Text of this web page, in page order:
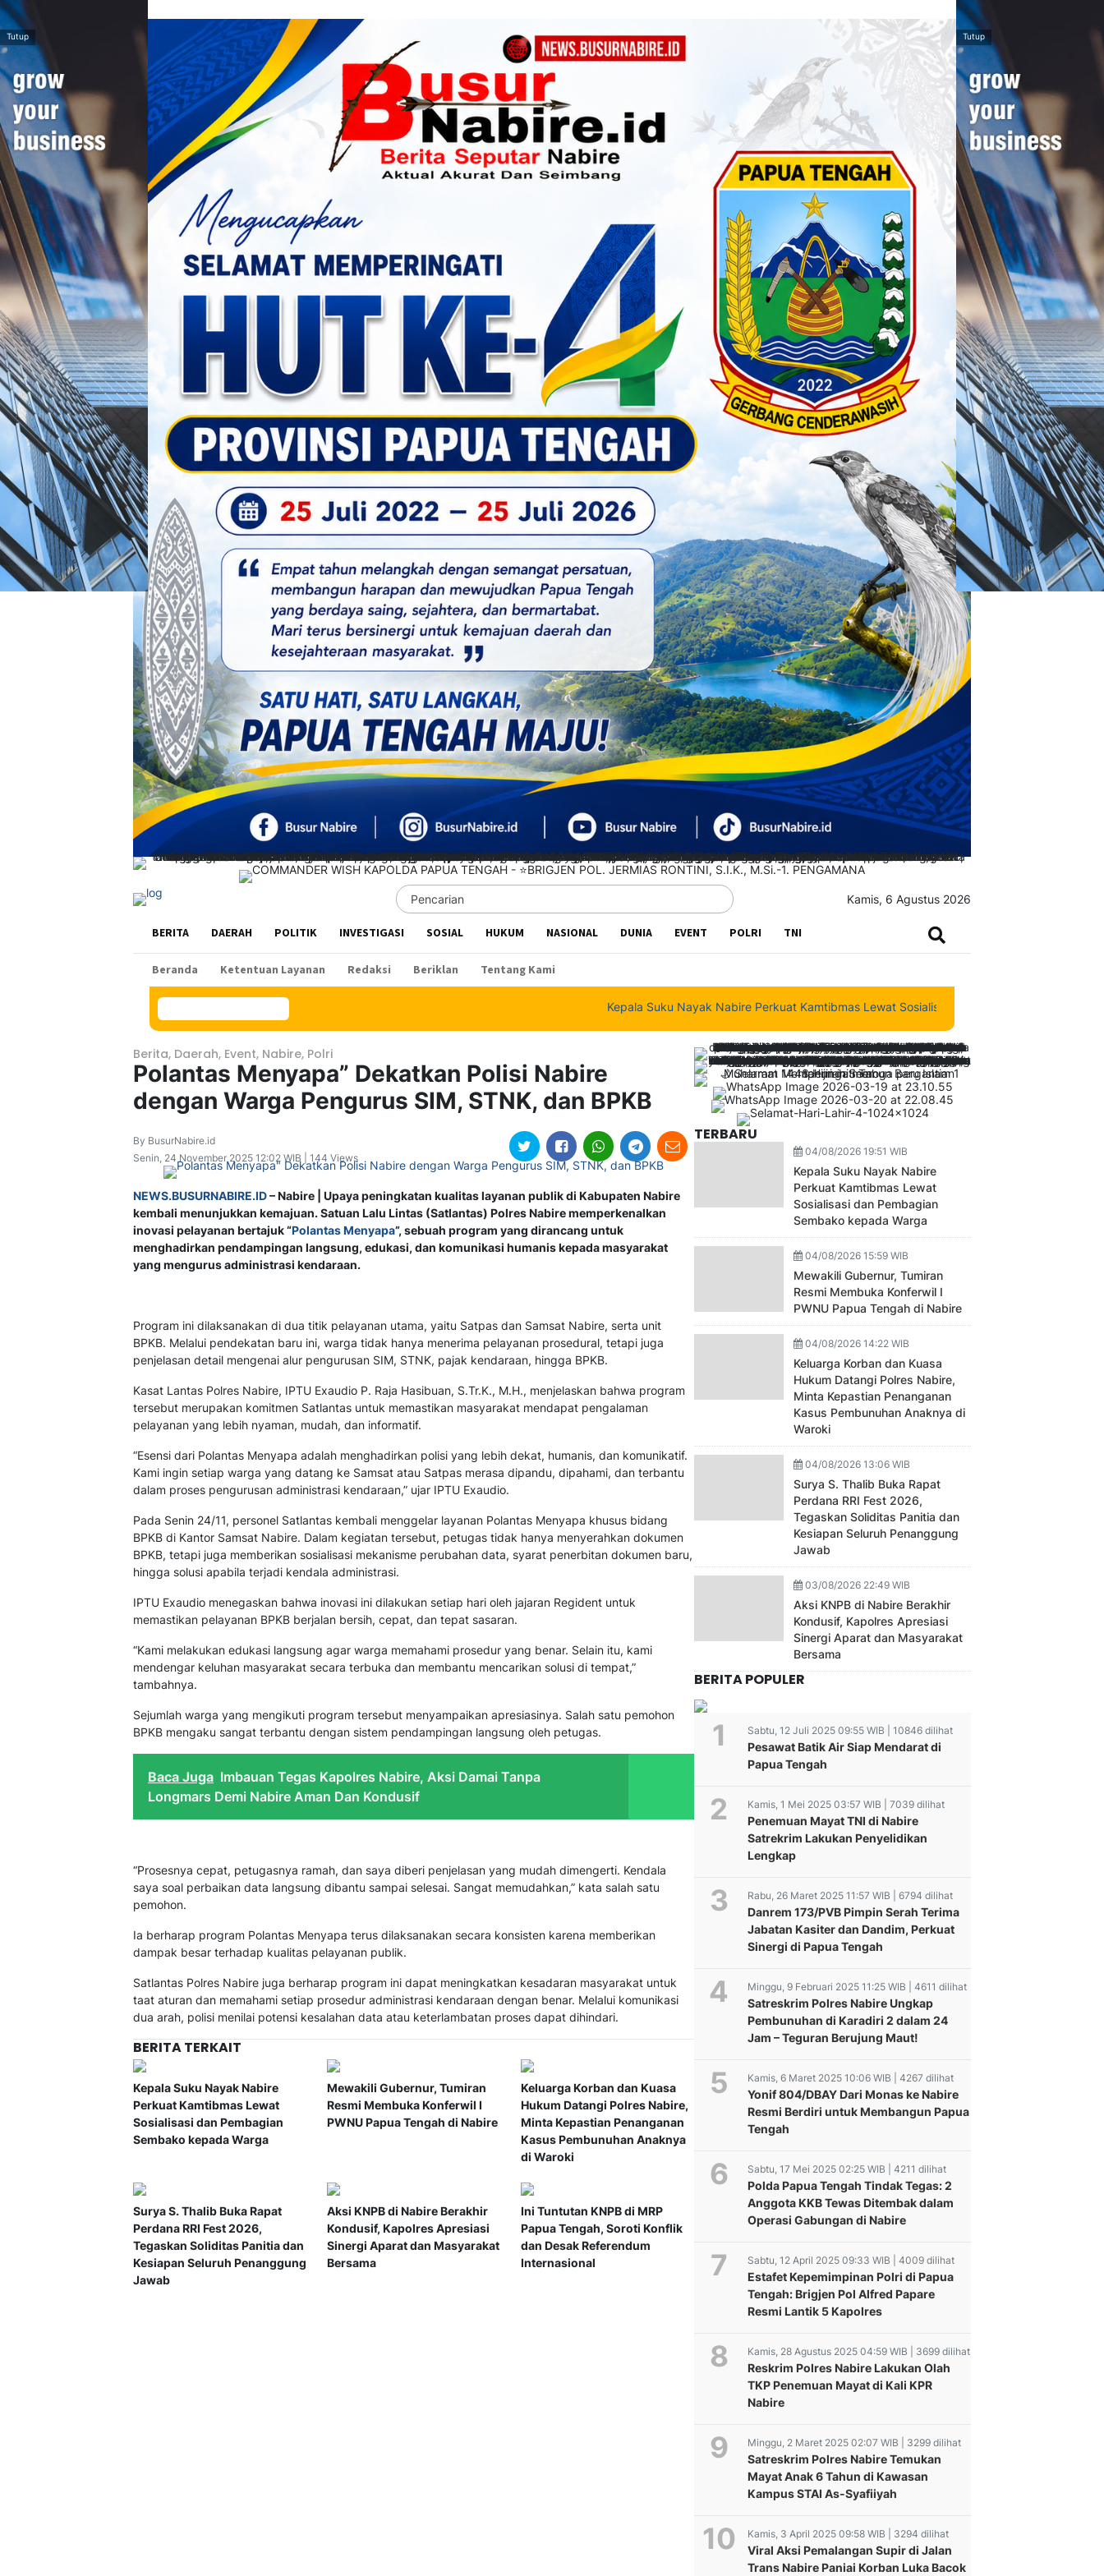
>
Kamis, 6 Agustus 2026
BERITA DAERAH POLITIK INVESTIGASI SOSIAL HUKUM NASIONAL DUNIA EVENT POLRI TNI
Beranda Ketentuan Layanan Redaksi Beriklan Tentang Kami
Kepala Suku Nayak Nabire Perkuat Kamtibmas Lewat Sosialisasi dan Pembagian Sembako kepada
Berita, Daerah, Event, Nabire, Polri
Polantas Menyapa” Dekatkan Polisi Nabire
dengan Warga Pengurus SIM, STNK, dan BPKB
By BusurNabire.id
Senin, 24 November 2025 12:02 WIB | 144 Views
NEWS.BUSURNABIRE.ID– Nabire | Upaya peningkatan kualitas layanan publik di Kabupaten Nabire
kembali menunjukkan kemajuan. Satuan Lalu Lintas (Satlantas) Polres Nabire memperkenalkan
inovasi pelayanan bertajuk “Polantas Menyapa”, sebuah program yang dirancang untuk
menghadirkan pendampingan langsung, edukasi, dan komunikasi humanis kepada masyarakat
yang mengurus administrasi kendaraan.
Program ini dilaksanakan di dua titik pelayanan utama, yaitu Satpas dan Samsat Nabire, serta unit
BPKB. Melalui pendekatan baru ini, warga tidak hanya menerima pelayanan prosedural, tetapi juga
penjelasan detail mengenai alur pengurusan SIM, STNK, pajak kendaraan, hingga BPKB.
Kasat Lantas Polres Nabire, IPTU Exaudio P. Raja Hasibuan, S.Tr.K., M.H., menjelaskan bahwa program
tersebut merupakan komitmen Satlantas untuk memastikan masyarakat mendapat pengalaman
pelayanan yang lebih nyaman, mudah, dan informatif.
“Esensi dari Polantas Menyapa adalah menghadirkan polisi yang lebih dekat, humanis, dan komunikatif.
Kami ingin setiap warga yang datang ke Samsat atau Satpas merasa dipandu, dipahami, dan terbantu
dalam proses pengurusan administrasi kendaraan,” ujar IPTU Exaudio.
Pada Senin 24/11, personel Satlantas kembali menggelar layanan Polantas Menyapa khusus bidang
BPKB di Kantor Samsat Nabire. Dalam kegiatan tersebut, petugas tidak hanya menyerahkan dokumen
BPKB, tetapi juga memberikan sosialisasi mekanisme perubahan data, syarat penerbitan dokumen baru,
hingga solusi apabila terjadi kendala administrasi.
IPTU Exaudio menegaskan bahwa inovasi ini dilakukan setiap hari oleh jajaran Regident untuk
memastikan pelayanan BPKB berjalan bersih, cepat, dan tepat sasaran.
“Kami melakukan edukasi langsung agar warga memahami prosedur yang benar. Selain itu, kami
mendengar keluhan masyarakat secara terbuka dan membantu mencarikan solusi di tempat,”
tambahnya.
Sejumlah warga yang mengikuti program tersebut menyampaikan apresiasinya. Salah satu pemohon
BPKB mengaku sangat terbantu dengan sistem pendampingan langsung oleh petugas.
Baca Juga Imbauan Tegas Kapolres Nabire, Aksi Damai Tanpa
Longmars Demi Nabire Aman Dan Kondusif
“Prosesnya cepat, petugasnya ramah, dan saya diberi penjelasan yang mudah dimengerti. Kendala
saya soal perbaikan data langsung dibantu sampai selesai. Sangat memudahkan,” kata salah satu
pemohon.
Ia berharap program Polantas Menyapa terus dilaksanakan secara konsisten karena memberikan
dampak besar terhadap kualitas pelayanan publik.
Satlantas Polres Nabire juga berharap program ini dapat meningkatkan kesadaran masyarakat untuk
taat aturan dan memahami setiap prosedur administrasi kendaraan dengan benar. Melalui komunikasi
dua arah, polisi menilai potensi kesalahan data atau keterlambatan proses dapat dihindari.
BERITA TERKAIT
Kepala Suku Nayak Nabire
Perkuat Kamtibmas Lewat
Sosialisasi dan Pembagian
Sembako kepada Warga
Mewakili Gubernur, Tumiran
Resmi Membuka Konferwil I
PWNU Papua Tengah di Nabire
Keluarga Korban dan Kuasa
Hukum Datangi Polres Nabire,
Minta Kepastian Penanganan
Kasus Pembunuhan Anaknya
di Waroki
Surya S. Thalib Buka Rapat
Perdana RRI Fest 2026,
Tegaskan Soliditas Panitia dan
Kesiapan Seluruh Penanggung
Jawab
Aksi KNPB di Nabire Berakhir
Kondusif, Kapolres Apresiasi
Sinergi Aparat dan Masyarakat
Bersama
Ini Tuntutan KNPB di MRP
Papua Tengah, Soroti Konflik
dan Desak Referendum
Internasional
TERBARU
04/08/2026 19:51 WIB
Kepala Suku Nayak Nabire
Perkuat Kamtibmas Lewat
Sosialisasi dan Pembagian
Sembako kepada Warga
04/08/2026 15:59 WIB
Mewakili Gubernur, Tumiran
Resmi Membuka Konferwil I
PWNU Papua Tengah di Nabire
04/08/2026 14:22 WIB
Keluarga Korban dan Kuasa
Hukum Datangi Polres Nabire,
Minta Kepastian Penanganan
Kasus Pembunuhan Anaknya di
Waroki
04/08/2026 13:06 WIB
Surya S. Thalib Buka Rapat
Perdana RRI Fest 2026,
Tegaskan Soliditas Panitia dan
Kesiapan Seluruh Penanggung
Jawab
03/08/2026 22:49 WIB
Aksi KNPB di Nabire Berakhir
Kondusif, Kapolres Apresiasi
Sinergi Aparat dan Masyarakat
Bersama
BERITA POPULER
Sabtu, 12 Juli 2025 09:55 WIB | 10846 dilihat
Pesawat Batik Air Siap Mendarat di
Papua Tengah
Kamis, 1 Mei 2025 03:57 WIB | 7039 dilihat
Penemuan Mayat TNI di Nabire
Satrekrim Lakukan Penyelidikan
Lengkap
Rabu, 26 Maret 2025 11:57 WIB | 6794 dilihat
Danrem 173/PVB Pimpin Serah Terima
Jabatan Kasiter dan Dandim, Perkuat
Sinergi di Papua Tengah
Minggu, 9 Februari 2025 11:25 WIB | 4611 dilihat
Satreskrim Polres Nabire Ungkap
Pembunuhan di Karadiri 2 dalam 24
Jam – Teguran Berujung Maut!
Kamis, 6 Maret 2025 10:06 WIB | 4267 dilihat
Yonif 804/DBAY Dari Monas ke Nabire
Resmi Berdiri untuk Membangun Papua
Tengah
Sabtu, 17 Mei 2025 02:25 WIB | 4211 dilihat
Polda Papua Tengah Tindak Tegas: 2
Anggota KKB Tewas Ditembak dalam
Operasi Gabungan di Nabire
Sabtu, 12 April 2025 09:33 WIB | 4009 dilihat
Estafet Kepemimpinan Polri di Papua
Tengah: Brigjen Pol Alfred Papare
Resmi Lantik 5 Kapolres
Kamis, 28 Agustus 2025 04:59 WIB | 3699 dilihat
Reskrim Polres Nabire Lakukan Olah
TKP Penemuan Mayat di Kali KPR
Nabire
Minggu, 2 Maret 2025 02:07 WIB | 3299 dilihat
Satreskrim Polres Nabire Temukan
Mayat Anak 6 Tahun di Kawasan
Kampus STAI As-Syafiiyah
Kamis, 3 April 2025 09:58 WIB | 3294 dilihat
Viral Aksi Pemalangan Supir di Jalan
Trans Nabire Paniai Korban Luka Bacok
Pemberian Cendra
Polantas Menyapa
Nabire! Satlantas
Dana Otonomi
Khusus Cukup
Tutup Tutup